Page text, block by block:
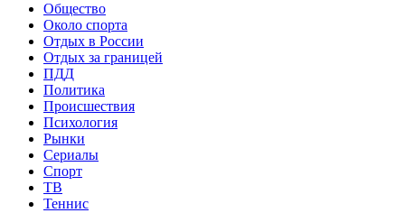
Общество
Около спорта
Отдых в России
Отдых за границей
ПДД
Политика
Происшествия
Психология
Рынки
Сериалы
Спорт
ТВ
Теннис